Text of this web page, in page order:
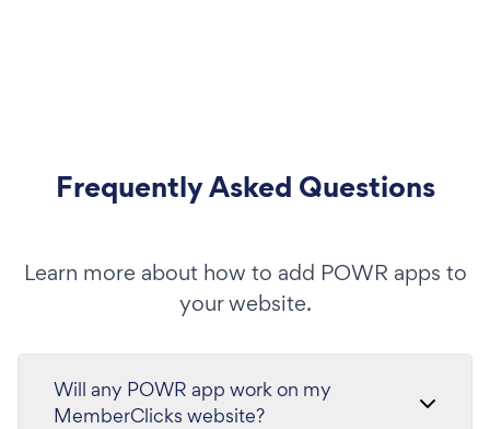
Frequently Asked Questions
Learn more about how to add POWR apps to
your website.
Will any POWR app work on my
MemberClicks website?